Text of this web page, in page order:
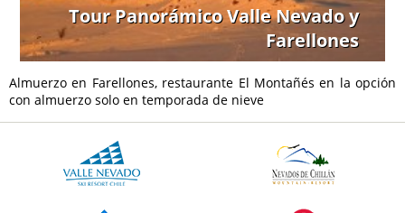
Tour Panorámico Valle Nevado y
Farellones
Almuerzo en Farellones, restaurante El Montañés en la opción
con almuerzo solo en temporada de nieve